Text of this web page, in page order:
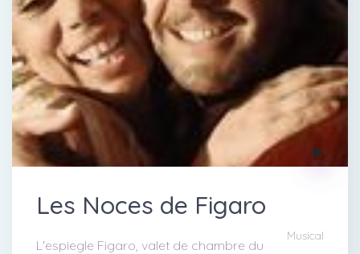
Les Noces de Figaro
Musical
L'espiegle Figaro, valet de chambre du